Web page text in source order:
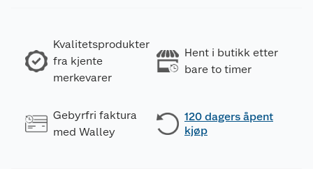
Kvalitetsprodukter
fra kjente
merkevarer
Hent i butikk etter
bare to timer
Gebyrfri faktura
med Walley
120 dagers åpent
kjøp